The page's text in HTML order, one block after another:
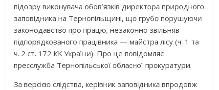
підозру виконувача обов’язків директора природного
заповідника на Тернопільщині, що грубо порушуючи
законодавство про працю, незаконно звільняв
підпорядкованого працівника — майстра лісу (ч. 1 та
ч. 2 ст. 172 КК України). Про це повідомляє
пресслужба Тернопільської обласної прокуратури.
За версією слідства, керівник заповідника впродовж